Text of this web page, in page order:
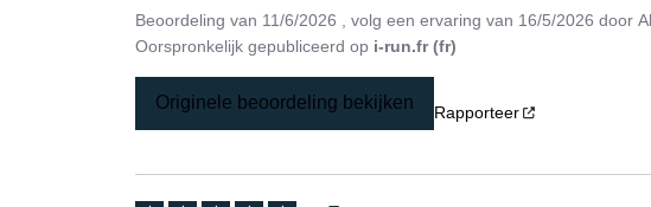
Beoordeling van 11/6/2026 , volg een ervaring van 16/5/2026 door
Oorspronkelijk gepubliceerd op i-run.fr (fr)
Originele beoordeling bekijken Rapporteer